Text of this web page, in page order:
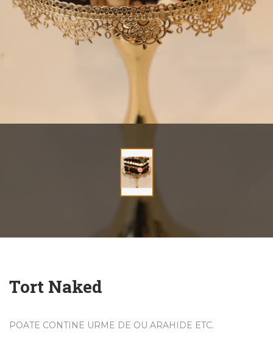
Tort Naked
POATE CONTINE URME DE OU ARAHIDE ETC.